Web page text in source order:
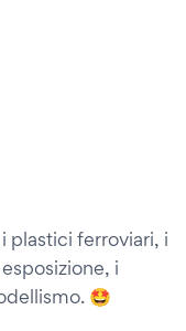
plastici ferroviari, i
i
🤩